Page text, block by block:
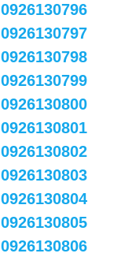
0926130796
0926130797
0926130798
0926130799
0926130800
0926130801
0926130802
0926130803
0926130804
0926130805
0926130806